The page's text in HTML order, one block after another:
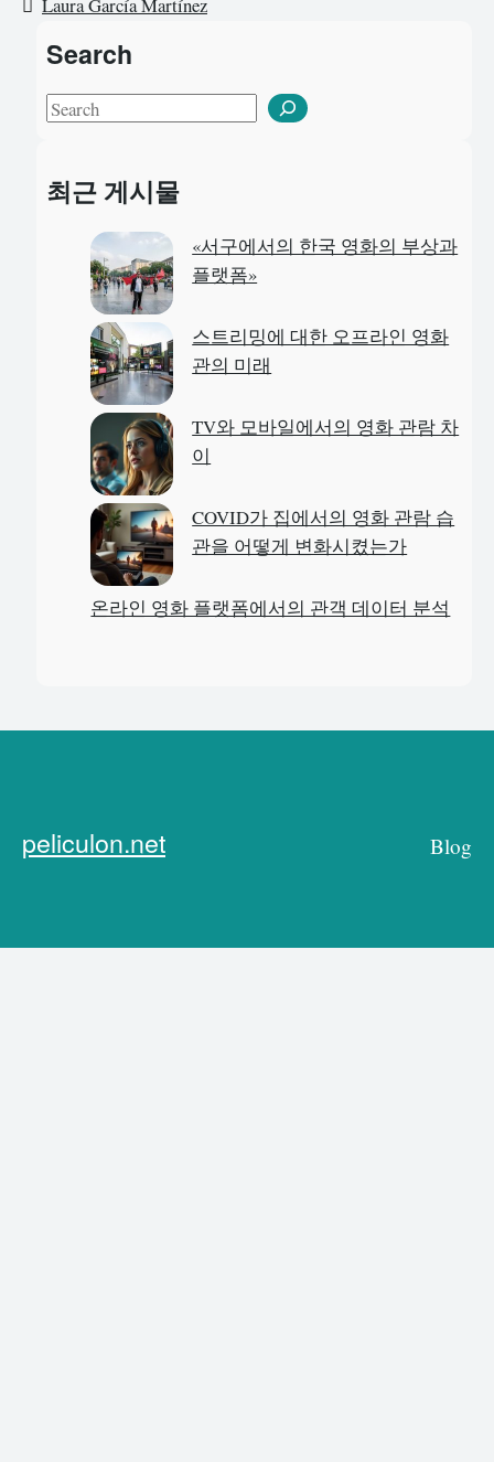
Laura García Martínez
Search
S
r
최근 게시물
«서구에서의 한국 영화의 부상과
플랫폼»
스트리밍에 대한 오프라인 영화
관의 미래
TV와 모바일에서의 영화 관람 차
이
COVID가 집에서의 영화 관람 습
관을 어떻게 변화시켰는가
온라인 영화 플랫폼에서의 관객 데이터 분석
peliculon.net Blog